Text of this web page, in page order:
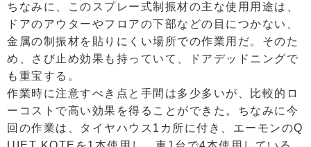
ちなみに、このスプレー式制振材の主な使用用途は、
ドアのアウターやフロアの下部などの目につかない、
金属の制振材を貼りにくい場所での作業用だ。そのた
め、さび止め効果も持っていて、ドアデッドニングで
も重宝する。
作業時に注意すべき点と手間は多少多いが、比較的ロ
ーコストで高い効果を得ることができた。ちなみに今
回の作業は、タイヤハウス1カ所に付き、エーモンのQ